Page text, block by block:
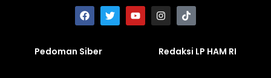
Pedoman Siber Redaksi LP HAM RI